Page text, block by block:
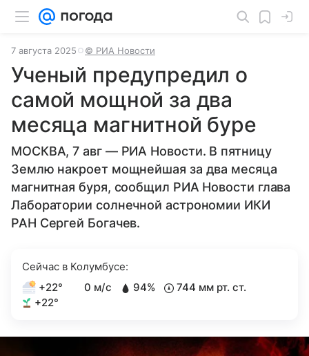
7 августа 2025 © РИА Новости
Ученый предупредил о
самой мощной за два
месяца магнитной буре
МОСКВА, 7 авг — РИА Новости. В пятницу
Землю накроет мощнейшая за два месяца
магнитная буря, сообщил РИА Новости глава
Лаборатории солнечной астрономии ИКИ
РАН Сергей Богачев.
Сейчас в Колумбусе:
+22°
0 м/с 94%
744 мм рт. ст.
+22°